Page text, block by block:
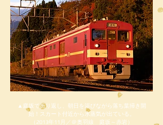
▲庭坂で折り返し、朝日を浴びながら落ち葉掃き開
始！スカート付近から水蒸気が出ている。
（2013年11月／＠奥羽線 庭坂～赤岩）